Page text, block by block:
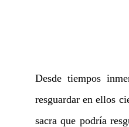
Desde tiempos
resguardar en ellos
sacra que podría